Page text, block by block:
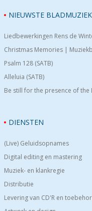
NIEUWSTE BLADMUZIEK
Liedbewerkingen Rens de
Christmas Memories |
Psalm 128 (SATB)
Alleluia (SATB)
Be still for the presence of the
DIENSTEN
(Live) Geluidsopnames
Digital editing en mastering
Muziek- en klankregie
Distributie
Levering van CD'R en